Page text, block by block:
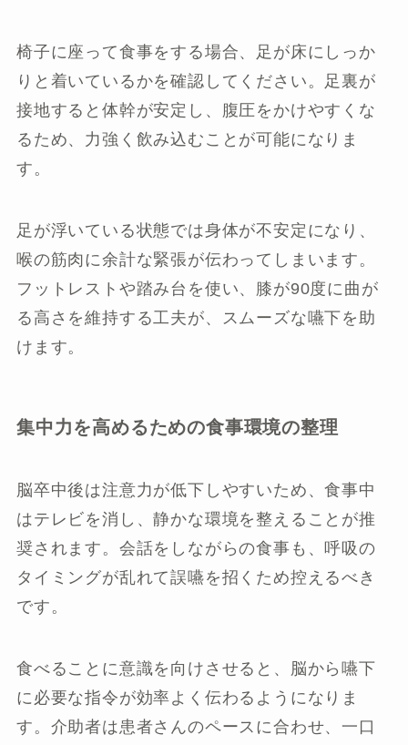
椅子に座って食事をする場合、足が床にしっか
りと着いているかを確認してください。足裏が
接地すると体幹が安定し、腹圧をかけやすくな
るため、力強く飲み込むことが可能になりま
す。
足が浮いている状態では身体が不安定になり、
喉の筋肉に余計な緊張が伝わってしまいます。
フットレストや踏み台を使い、膝が90度に曲が
る高さを維持する工夫が、スムーズな嚥下を助
けます。
集中力を高めるための食事環境の整理
脳卒中後は注意力が低下しやすいため、食事中
はテレビを消し、静かな環境を整えることが推
奨されます。会話をしながらの食事も、呼吸の
タイミングが乱れて誤嚥を招くため控えるべき
です。
食べることに意識を向けさせると、脳から嚥下
に必要な指令が効率よく伝わるようになりま
す。介助者は患者さんのペースに合わせ、一口